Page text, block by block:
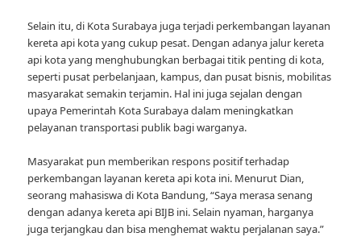
Selain itu, di Kota Surabaya juga terjadi perkembangan layanan
kereta api kota yang cukup pesat. Dengan adanya jalur kereta
api kota yang menghubungkan berbagai titik penting di kota,
seperti pusat perbelanjaan, kampus, dan pusat bisnis, mobilitas
masyarakat semakin terjamin. Hal ini juga sejalan dengan
upaya Pemerintah Kota Surabaya dalam meningkatkan
pelayanan transportasi publik bagi warganya.
Masyarakat pun memberikan respons positif terhadap
perkembangan layanan kereta api kota ini. Menurut Dian,
seorang mahasiswa di Kota Bandung, “Saya merasa senang
dengan adanya kereta api BIJB ini. Selain nyaman, harganya
juga terjangkau dan bisa menghemat waktu perjalanan saya.”